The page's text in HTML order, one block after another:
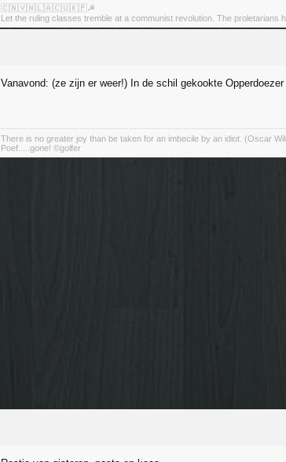
🇨🇳🇻🇳🇱🇦🇨🇺🇰🇵☭
Let the ruling classes tremble at a communist revolution. The proletarians
Vanavond: (ze zijn er weer!) In de schil gekookte
There is no greater joy than be taken for an imbecile by an idiot. (Oscar
Poef.....gone! ©golfer